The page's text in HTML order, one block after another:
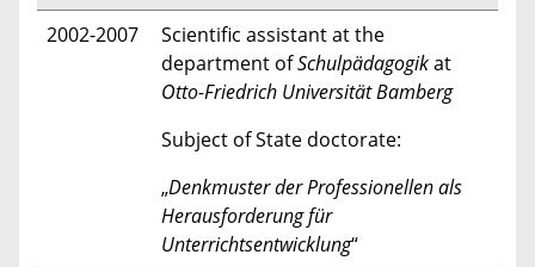
2002-2007
Scientific assistant at the
department ofSchulpädagogikat
Otto-Friedrich Universität Bamberg
Subject of State doctorate:
„Denkmuster der Professionellen als
Herausforderung für
Unterrichtsentwicklung“